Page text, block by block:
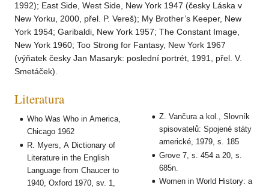
1992); East Side, West Side, New York 1947 (česky Láska v
New Yorku, 2000, přel. P. Vereš); My Brother’s Keeper, New
York 1954; Garibaldi, New York 1957; The Constant Image,
New York 1960; Too Strong for Fantasy, New York 1967
(výňatek česky Jan Masaryk: poslední portrét, 1991, přel. V.
Smetáček).
Literatura
Who Was Who in America,
Chicago 1962
R. Myers, A Dictionary of
Literature in the English
Language from Chaucer to
1940, Oxford 1970, sv. 1,
Z. Vančura a kol., Slovník
spisovatelů: Spojené státy
americké, 1979, s. 185
Grove 7, s. 454 a 20, s.
685n.
Women in World History: a